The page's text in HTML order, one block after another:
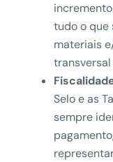
tudo o que
materiais
Selo e as
sempre